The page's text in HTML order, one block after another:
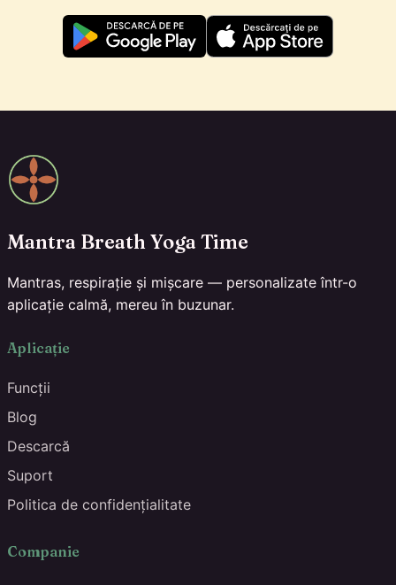
Mantra Breath Yoga Time
Mantras, respirație și mișcare — personalizate într-o
aplicație calmă, mereu în buzunar.
Aplicație
Funcții
Blog
Descarcă
Suport
Politica de confidențialitate
Companie